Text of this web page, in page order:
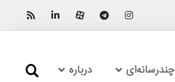
چندرسانه‌ای درباره